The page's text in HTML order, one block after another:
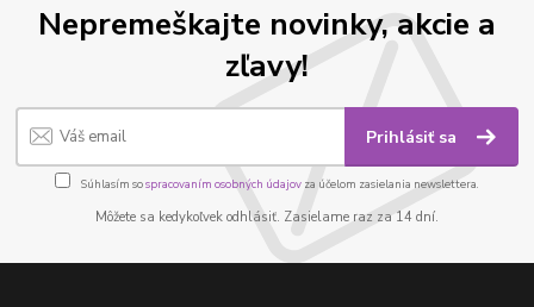
Nepremeškajte novinky, akcie a
zľavy!
Prihlásiť sa
Súhlasím sospracovaním osobných údajov za účelom zasielania newslettera.
Môžete sa kedykoľvek odhlásiť. Zasielame raz za 14 dní.